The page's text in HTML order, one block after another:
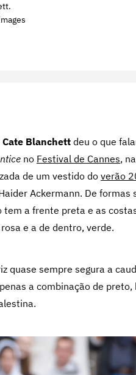
Cate Blanchett deu o que
no Festival de Cannes,
de um vestido do verão
Ackermann. De
a frente preta e as
e a de dentro, verde.
quase sempre segura a
a combinação de